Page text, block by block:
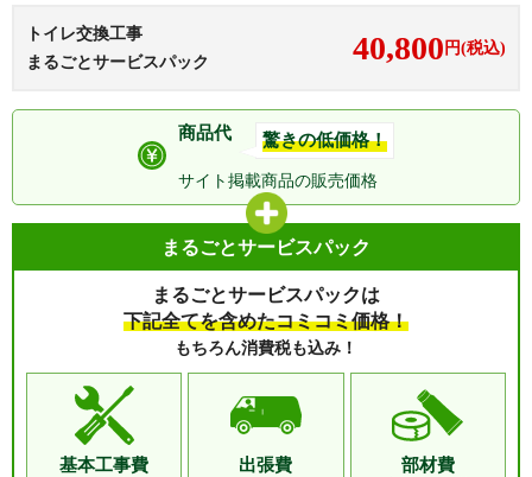
網、朽網東、朽網西、葛原、葛原高松、葛原本町、葛原
元町、葛原東、小森
城野、下曽根、下曽根新町、下貫、下南方、下吉田、城
野、新曽根、新道寺、星和台、曽根、曽根北町、曽根新
田、曽根新田南、曽根新田北
高津尾、高野、田代、田原、田原新町、辻三、津田、津
田新町、津田南町、道原、徳吉、徳吉東、徳吉西、徳吉
南、徳力、徳力新町、徳力団地
中曽根、中曽根新町、中曽根東、中貫、中貫本町、中吉
田、長尾、長野、長野東町、長野本町、西貫、西水町、
蜷田若園、貫、貫弥生が丘、沼、沼新町、沼本町、沼緑
町、沼南町
ハ行
八幡町、葉山町、春ケ丘、春吉、東貫、東水町、日の出
町、平尾台、富士見、堀越
マ行 舞ケ丘、南方、南若園町、母原、守恒、守恒本町
JR山陽本線
ーフォーク広場駅、関門海峡めかり駅
黒崎駅、陣原駅、折尾駅
折尾駅
黒崎駅前駅、西黒崎駅、熊西駅、萩原
駅、穴生駅、森下駅、今池駅、永犬丸
駅、三ヶ森駅、西山駅、筑豊香月駅、
楠橋駅、新木屋瀬駅、木屋瀬駅
本城駅、折尾駅
JR鹿児島本線 枝光駅、スペースワールド駅、八幡駅
若松線 若松駅、藤ノ木駅、奥洞海駅、二島駅
トイレ交換工事
まるごとサービスパック
40,800 円(税込)
商品代 驚きの低価格！
サイト掲載商品の販売価格
まるごとサービスパック
まるごとサービスパックは
下記全てを含めたコミコミ価格！
もちろん消費税も込み！
基本工事費
出張費
部材費